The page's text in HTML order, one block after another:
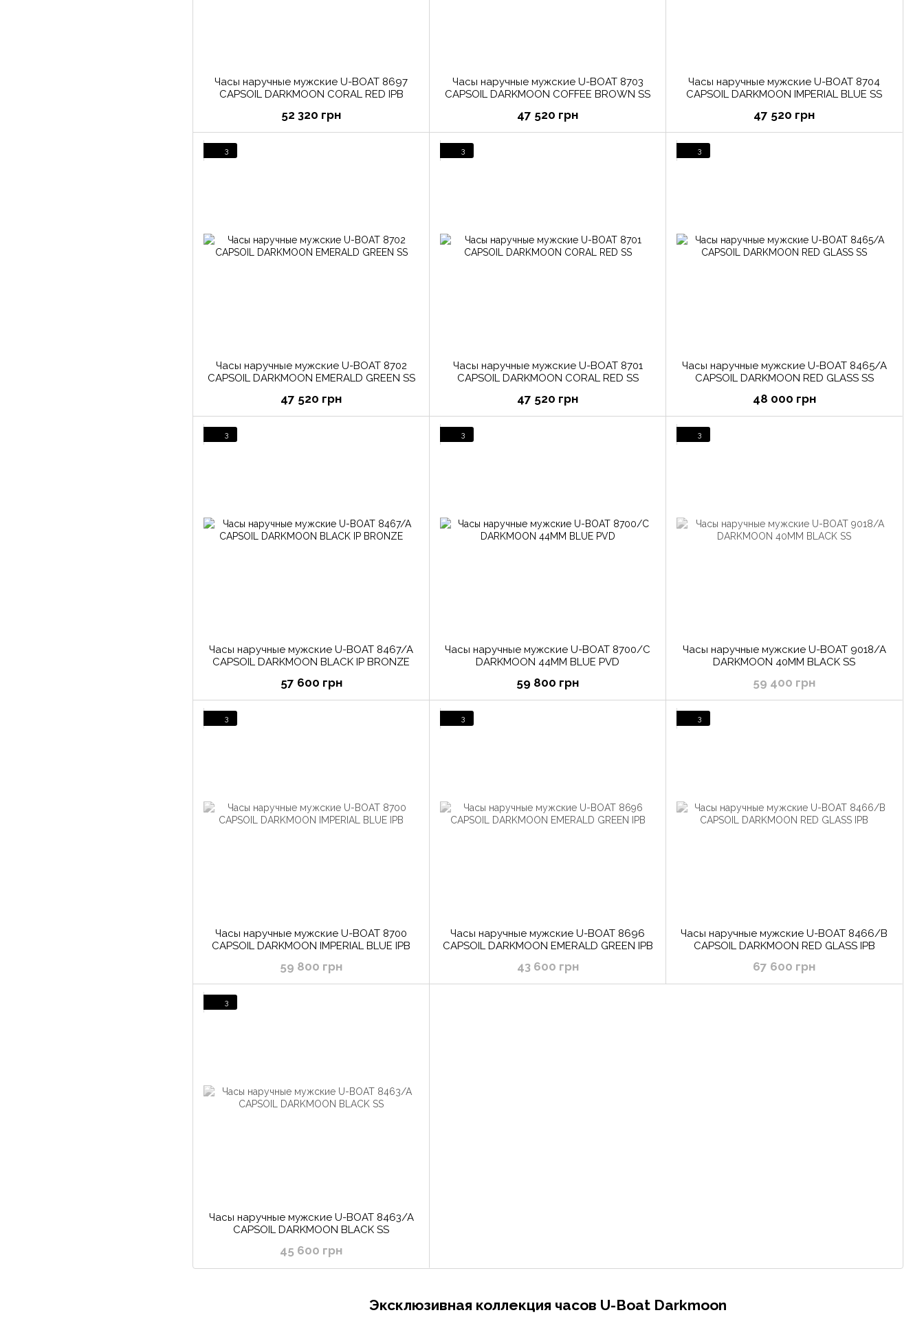
Эксклюзивная коллекция часов U-Boat Darkmoon
Часы наручные мужские U-BOAT 8697
CAPSOIL DARKMOON CORAL RED IPB
52 320 грн
Часы наручные мужские U-BOAT 8703
CAPSOIL DARKMOON COFFEE BROWN SS
47 520 грн
Часы наручные мужские U-BOAT 8704
CAPSOIL DARKMOON IMPERIAL BLUE SS
47 520 грн
3
Часы наручные мужские U-BOAT 8702
CAPSOIL DARKMOON EMERALD GREEN SS
47 520 грн
3
Часы наручные мужские U-BOAT 8701
CAPSOIL DARKMOON CORAL RED SS
47 520 грн
3
Часы наручные мужские U-BOAT 8465/A
CAPSOIL DARKMOON RED GLASS SS
48 000 грн
3
Часы наручные мужские U-BOAT 8467/A
CAPSOIL DARKMOON BLACK IP BRONZE
57 600 грн
3
Часы наручные мужские U-BOAT 8700/C
DARKMOON 44MM BLUE PVD
59 800 грн
3
Часы наручные мужские U-BOAT 9018/A
DARKMOON 40MM BLACK SS
59 400 грн
3
Часы наручные мужские U-BOAT 8700
CAPSOIL DARKMOON IMPERIAL BLUE IPB
59 800 грн
3
Часы наручные мужские U-BOAT 8696
CAPSOIL DARKMOON EMERALD GREEN IPB
43 600 грн
3
Часы наручные мужские U-BOAT 8466/B
CAPSOIL DARKMOON RED GLASS IPB
67 600 грн
3
Часы наручные мужские U-BOAT 8463/A
CAPSOIL DARKMOON BLACK SS
45 600 грн